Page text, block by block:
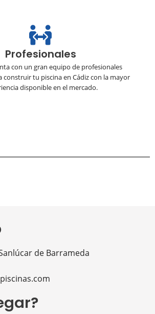
Profesionales
con un gran equipo de profesionales
construir tu piscina en Cádiz con la mayor
disponible en el mercado.
de Barrameda